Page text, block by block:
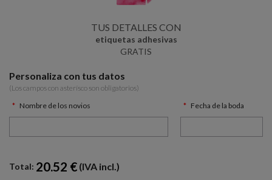
TUS DETALLES CON
etiquetas adhesivas
GRATIS
Personaliza con tus datos
(Los campos con asterísco son obligatorios)
Nombre de los novios
Fecha de la boda
Total: 20.52 € (IVA incl.)